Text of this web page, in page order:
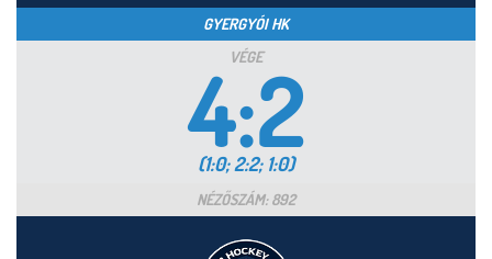
GYERGYÓI HK
VÉGE
4:2
(1:0; 2:2; 1:0)
NÉZŐSZÁM: 892